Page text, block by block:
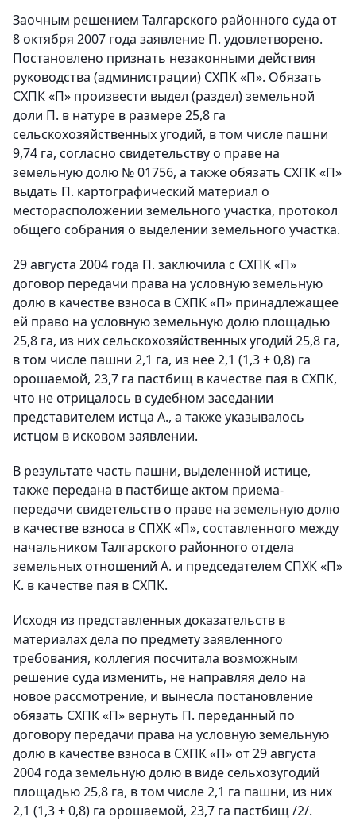
Заочным решением Талгарского районного суда от
8 октября 2007 года заявление П. удовлетворено.
Постановлено признать незаконными действия
руководства (администрации) СХПК «П». Обязать
СХПК «П» произвести выдел (раздел) земельной
доли П. в натуре в размере 25,8 га
сельскохозяйственных угодий, в том числе пашни
9,74 га, согласно свидетельству о праве на
земельную долю № 01756, а также обязать СХПК «П»
выдать П. картографический материал о
месторасположении земельного участка, протокол
общего собрания о выделении земельного участка.
29 августа 2004 года П. заключила с СХПК «П»
договор передачи права на условную земельную
долю в качестве взноса в СХПК «П» принадлежащее
ей право на условную земельную долю площадью
25,8 га, из них сельскохозяйственных угодий 25,8 га,
в том числе пашни 2,1 га, из нее 2,1 (1,3 + 0,8) га
орошаемой, 23,7 га пастбищ в качестве пая в СХПК,
что не отрицалось в судебном заседании
представителем истца А., а также указывалось
истцом в исковом заявлении.
В результате часть пашни, выделенной истице,
также передана в пастбище актом приема-
передачи свидетельств о праве на земельную долю
в качестве взноса в СПХК «П», составленного между
начальником Талгарского районного отдела
земельных отношений А. и председателем СПХК «П»
К. в качестве пая в СХПК.
Исходя из представленных доказательств в
материалах дела по предмету заявленного
требования, коллегия посчитала возможным
решение суда изменить, не направляя дело на
новое рассмотрение, и вынесла постановление
обязать СХПК «П» вернуть П. переданный по
договору передачи права на условную земельную
долю в качестве взноса в СХПК «П» от 29 августа
2004 года земельную долю в виде сельхозугодий
площадью 25,8 га, в том числе 2,1 га пашни, из них
2,1 (1,3 + 0,8) га орошаемой, 23,7 га пастбищ /2/.